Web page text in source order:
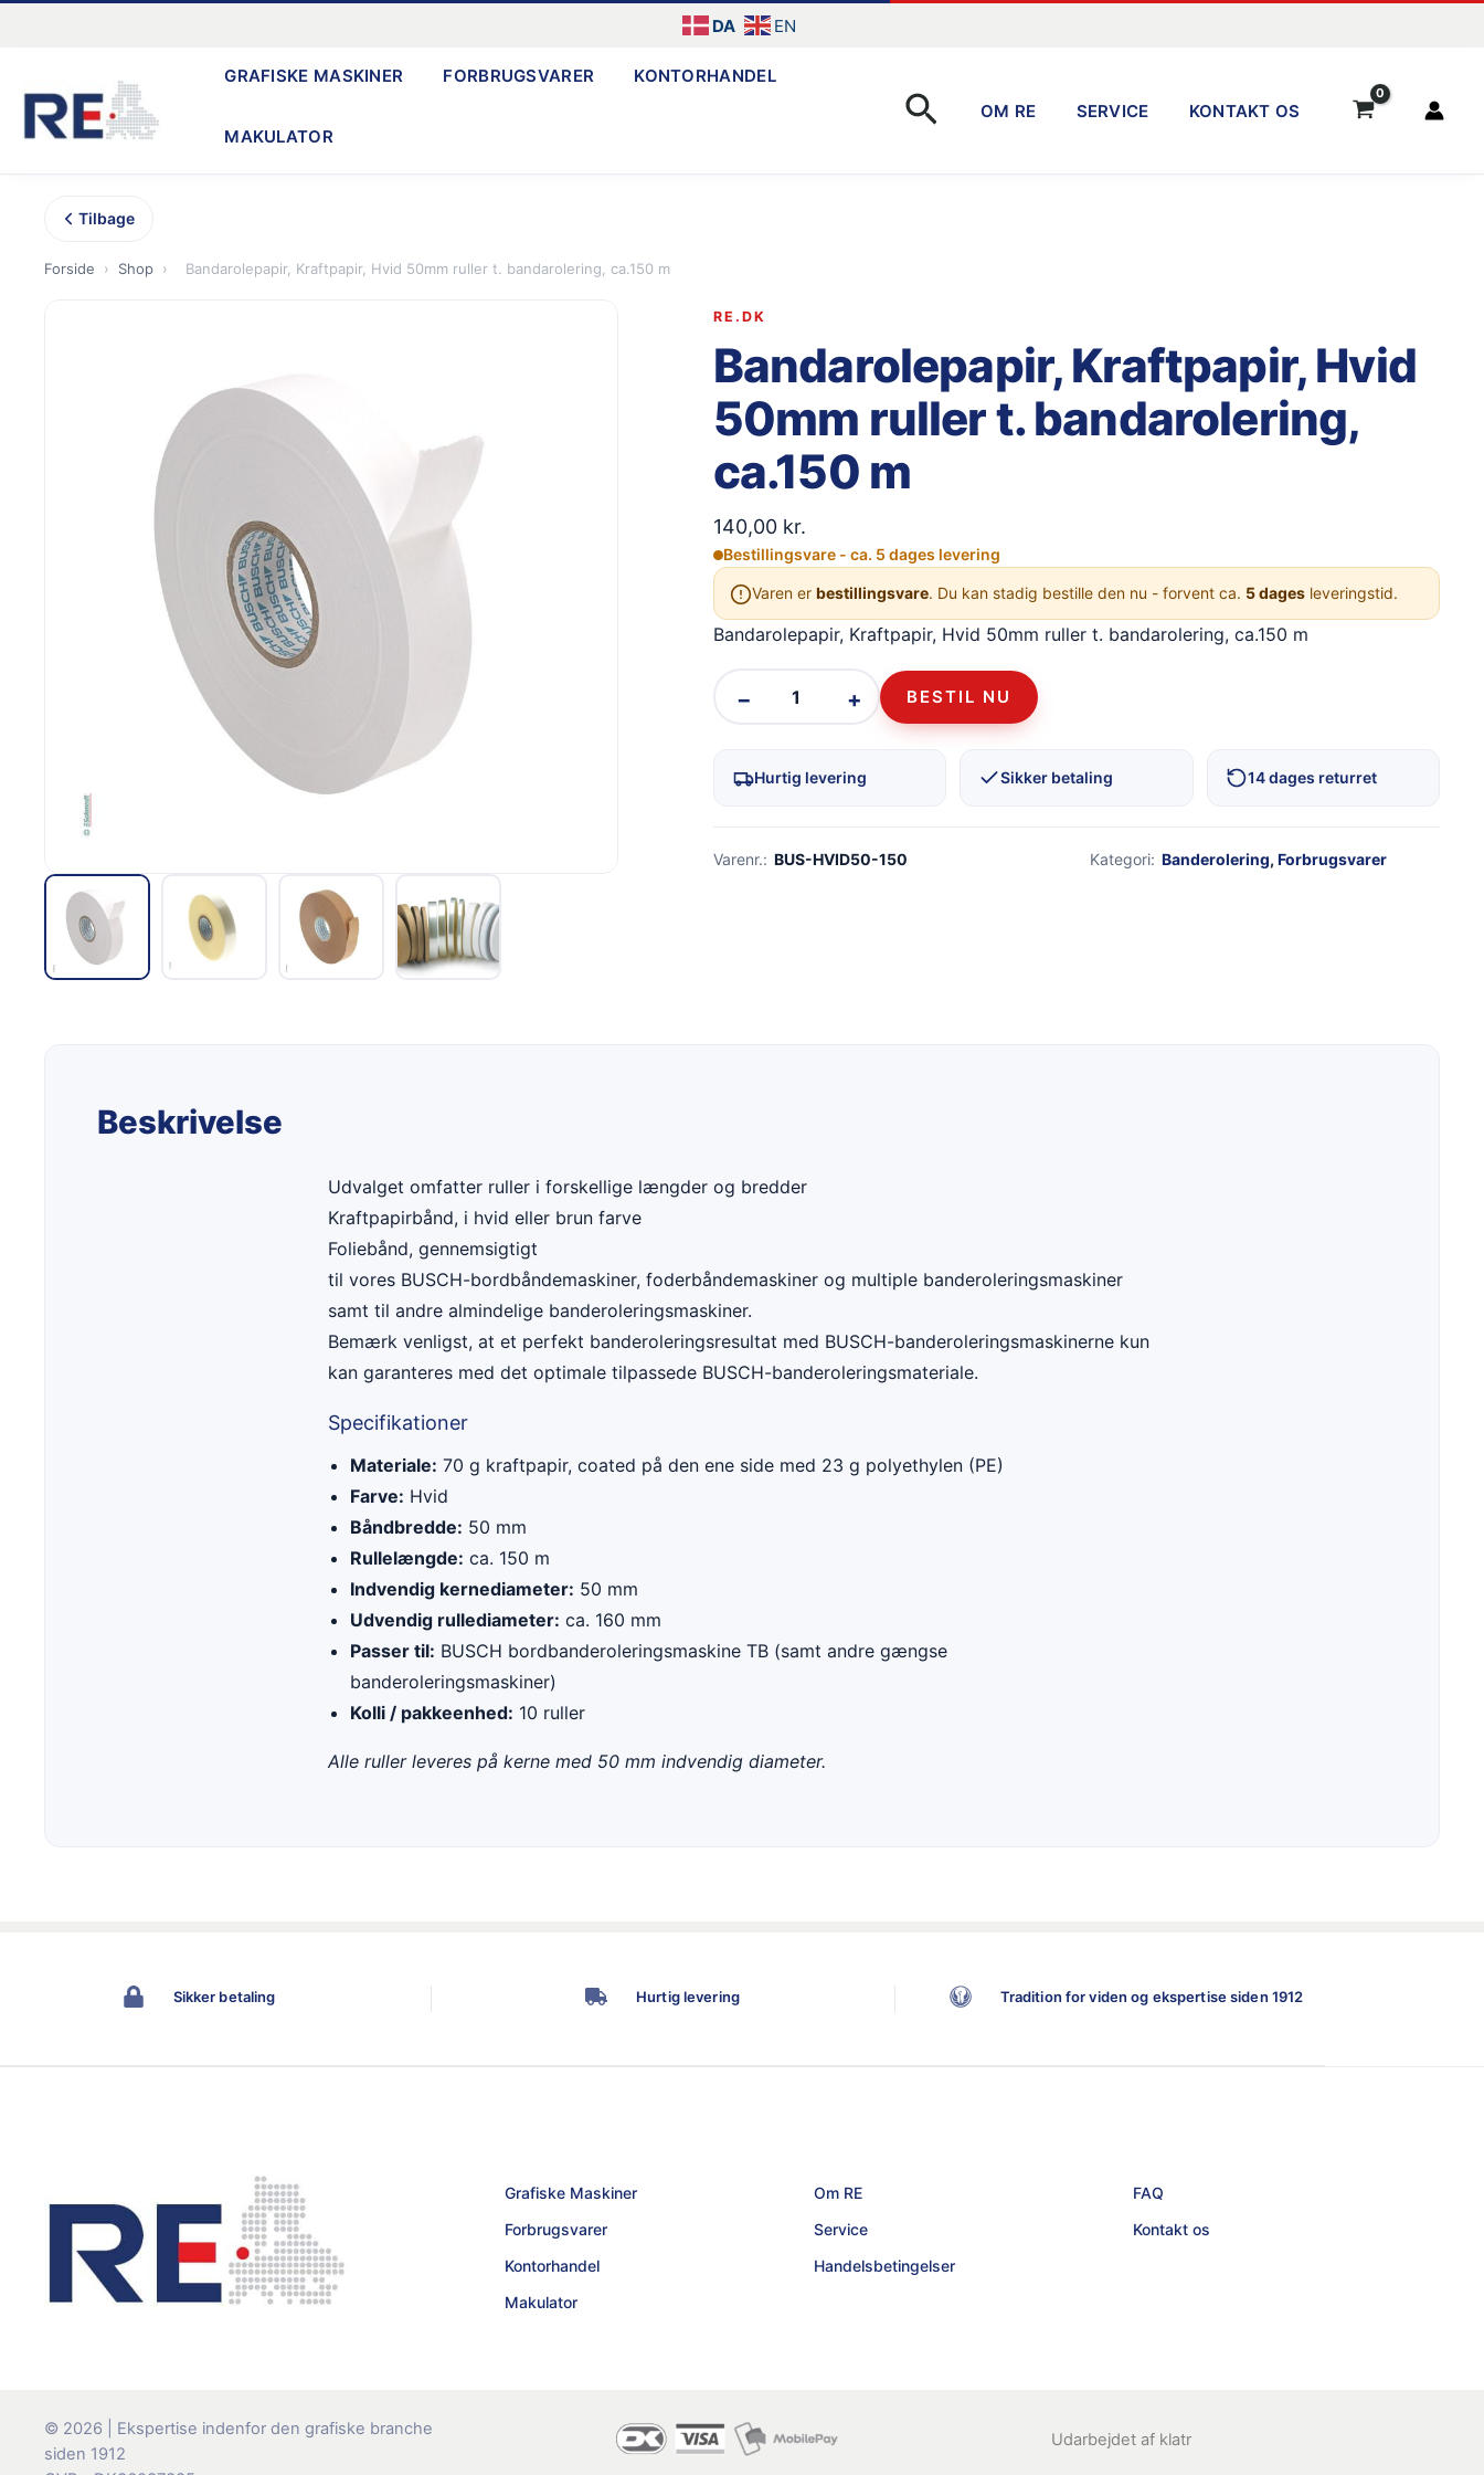
indholdet
DA EN
GRAFISKE MASKINER FORBRUGSVARER KONTORHANDEL
MAKULATOR
Søg OM RE SERVICE KONTAKT OS
Tilbage
Forside › Shop › Bandarolepapir, Kraftpapir, Hvid 50mm ruller t. bandarolering, ca.150 m
RE.DK
Bandarolepapir, Kraftpapir, Hvid
50mm ruller t. bandarolering,
ca.150 m
140,00 kr.
Bestillingsvare - ca. 5 dages levering
Varen er bestillingsvare. Du kan stadig bestille den nu - forvent ca. 5 dagesleveringstid.
Bandarolepapir, Kraftpapir, Hvid 50mm ruller t. bandarolering, ca.150 m
− + BESTIL NU
Hurtig levering Sikker betaling 14 dages returret
Varenr.: BUS-HVID50-150 Kategori: Banderolering, Forbrugsvarer
Beskrivelse
Udvalget omfatter ruller i forskellige længder og bredder
Kraftpapirbånd, i hvid eller brun farve
Foliebånd, gennemsigtigt
til vores BUSCH-bordbåndemaskiner, foderbåndemaskiner og multiple banderoleringsmaskiner
samt til andre almindelige banderoleringsmaskiner.
Bemærk venligst, at et perfekt banderoleringsresultat med BUSCH-banderoleringsmaskinerne kun
kan garanteres med det optimale tilpassede BUSCH-banderoleringsmateriale.
Specifikationer
Materiale: 70 g kraftpapir, coated på den ene side med 23 g polyethylen (PE)
Farve: Hvid
Båndbredde: 50 mm
Rullelængde: ca. 150 m
Indvendig kernediameter: 50 mm
Udvendig rullediameter: ca. 160 mm
Passer til: BUSCH bordbanderoleringsmaskine TB (samt andre gængse
banderoleringsmaskiner)
Kolli / pakkeenhed: 10 ruller
Alle ruller leveres på kerne med 50 mm indvendig diameter.
Sikker betaling Hurtig levering Tradition for viden og ekspertise siden 1912
Grafiske Maskiner
Forbrugsvarer
Kontorhandel
Makulator
Om RE
Service
Handelsbetingelser
FAQ
Kontakt os
© 2026 | Ekspertise indenfor den grafiske branche
siden 1912
Udarbejdet af klatr